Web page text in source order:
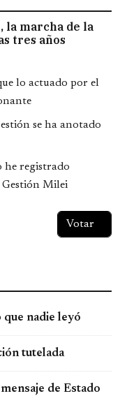
la marcha de la
tres años
lo actuado por el
se ha anotado
registrado
Gestión Milei
nadie leyó
tutelada
de Estado